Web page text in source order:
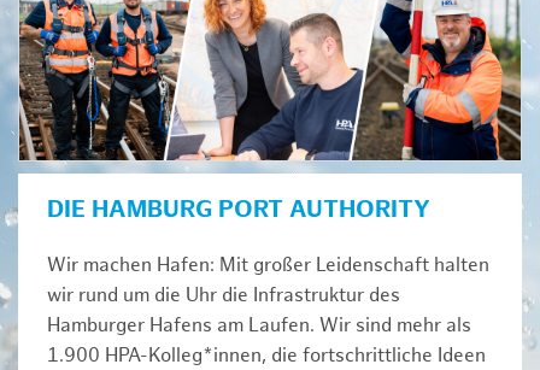
DIE HAMBURG PORT AUTHORITY
Wir machen Hafen: Mit großer Leidenschaft halten
wir rund um die Uhr die Infrastruktur des
Hamburger Hafens am Laufen. Wir sind mehr als
1.900 HPA-Kolleg*innen, die fortschrittliche Ideen